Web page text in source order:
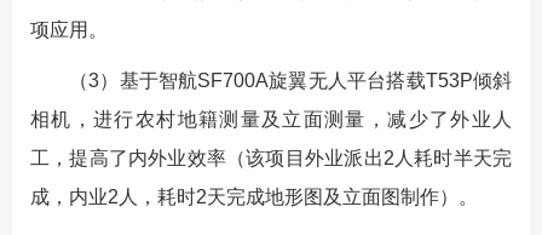
项应用。
（3）基于智航SF700A旋翼无人平台搭载T53P倾斜
相机，进行农村地籍测量及立面测量，减少了外业人
工，提高了内外业效率（该项目外业派出2人耗时半天完
成，内业2人，耗时2天完成地形图及立面图制作）。